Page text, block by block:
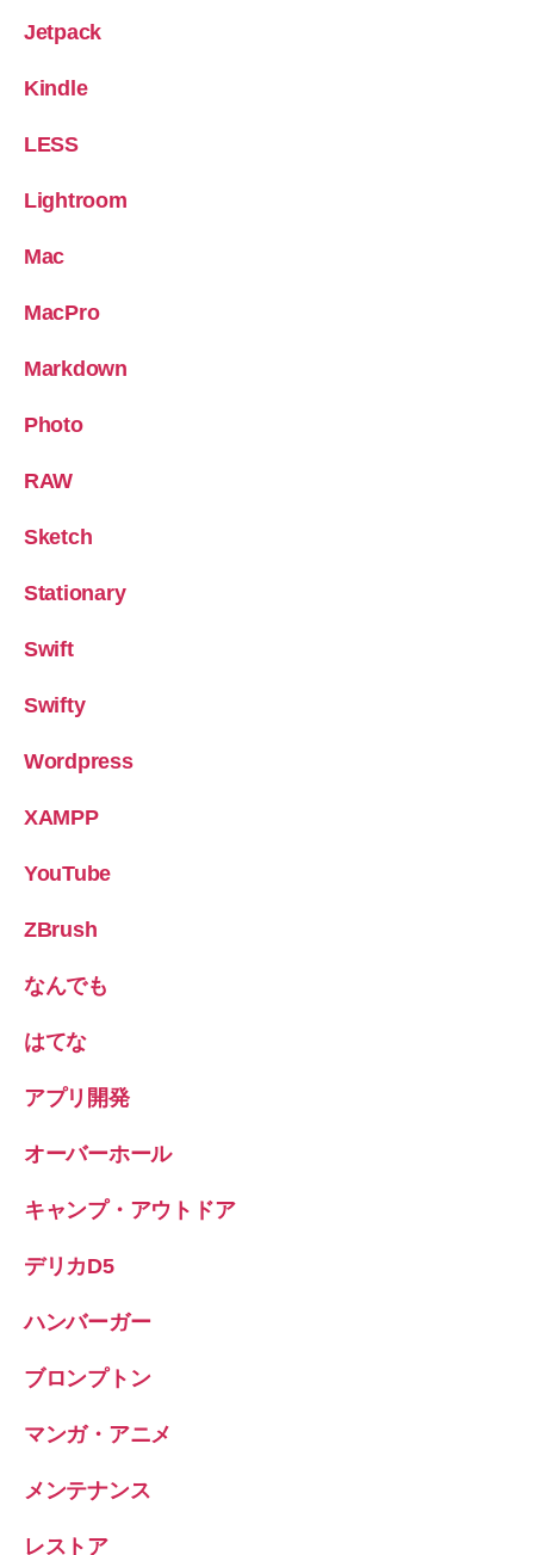
Jetpack
Kindle
LESS
Lightroom
Mac
MacPro
Markdown
Photo
RAW
Sketch
Stationary
Swift
Swifty
Wordpress
XAMPP
YouTube
ZBrush
なんでも
はてな
アプリ開発
オーバーホール
キャンプ・アウトドア
デリカD5
ハンバーガー
ブロンプトン
マンガ・アニメ
メンテナンス
レストア